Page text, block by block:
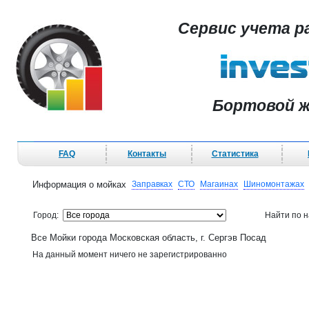
Сервис учета
Бортовой
FAQ Контакты Статистика
Информация о мойках Заправках СТО Магаинах Шиномонтажах
Город: Найти по
Все Мойки города Московская область, г. Сергэв Посад
На данный момент ничего не зарегистрированно